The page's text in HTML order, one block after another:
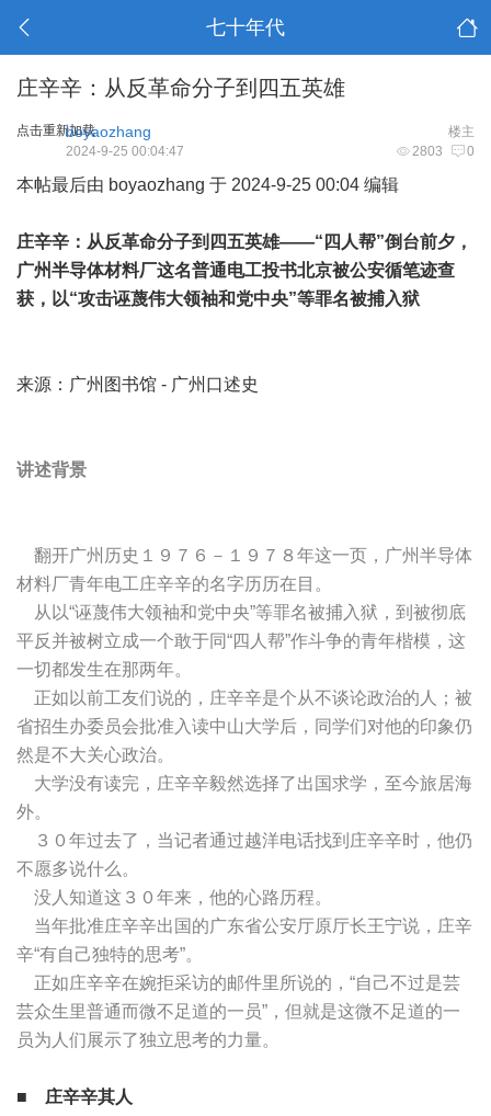
七十年代
庄辛辛：从反革命分子到四五英雄
点击重新加载 楼主
boyaozhang
2803 0
2024-9-25 00:04:47
本帖最后由 boyaozhang 于 2024-9-25 00:04 编辑
庄辛辛：从反革命分子到四五英雄——“四人帮”倒台前夕，
广州半导体材料厂这名普通电工投书北京被公安循笔迹查
获，以“攻击诬蔑伟大领袖和党中央”等罪名被捕入狱
来源：广州图书馆 - 广州口述史
讲述背景
翻开广州历史１９７６－１９７８年这一页，广州半导体
材料厂青年电工庄辛辛的名字历历在目。
从以“诬蔑伟大领袖和党中央”等罪名被捕入狱，到被彻底
平反并被树立成一个敢于同“四人帮”作斗争的青年楷模，这
一切都发生在那两年。
正如以前工友们说的，庄辛辛是个从不谈论政治的人；被
省招生办委员会批准入读中山大学后，同学们对他的印象仍
然是不大关心政治。
大学没有读完，庄辛辛毅然选择了出国求学，至今旅居海
外。
３０年过去了，当记者通过越洋电话找到庄辛辛时，他仍
不愿多说什么。
没人知道这３０年来，他的心路历程。
当年批准庄辛辛出国的广东省公安厅原厅长王宁说，庄辛
辛“有自己独特的思考”。
正如庄辛辛在婉拒采访的邮件里所说的，“自己不过是芸
芸众生里普通而微不足道的一员”，但就是这微不足道的一
员为人们展示了独立思考的力量。
■ 庄辛辛其人